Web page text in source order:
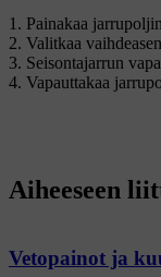
Painakaa
Valitkaa
Seisontajarrun
Vapauttakaa
Aiheeseen
Vetopainot ja